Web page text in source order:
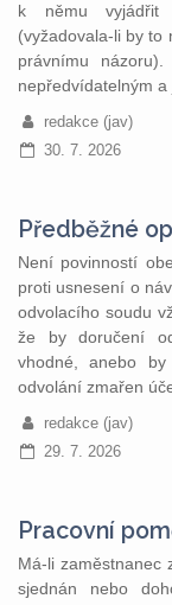
k němu vyjádřit
(vyžadovala-li by to
právnímu
nepředvídatelným
redakce (jav)
30. 7. 2026
Předběžné
Není povinností
proti usnesení o
odvolacího soudu
že by doručení
vhodné, anebo
odvolání zmařen
redakce (jav)
29. 7. 2026
Pracovní
Má-li zaměstnanec
sjednán nebo